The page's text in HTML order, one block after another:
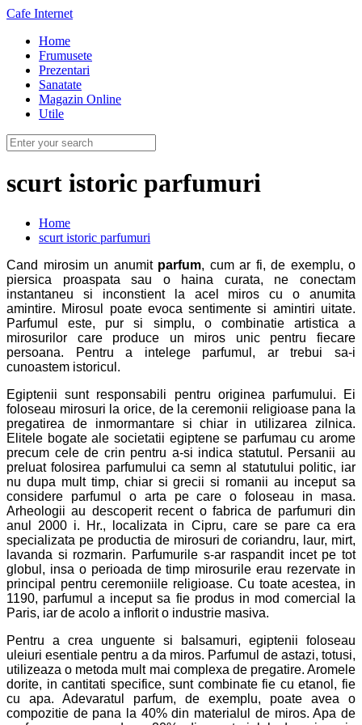
Cafe Internet
Home
Frumusete
Prezentari
Sanatate
Magazin Online
Utile
scurt istoric parfumuri
Home
scurt istoric parfumuri
Cand mirosim un anumit parfum, cum ar fi, de exemplu, o
piersica proaspata sau o haina curata, ne conectam
instantaneu si inconstient la acel miros cu o anumita
amintire. Mirosul poate evoca sentimente si amintiri uitate.
Parfumul este, pur si simplu, o combinatie artistica a
mirosurilor care produce un miros unic pentru fiecare
persoana. Pentru a intelege parfumul, ar trebui sa-i
cunoastem istoricul.
Egiptenii sunt responsabili pentru originea parfumului. Ei
foloseau mirosuri la orice, de la ceremonii religioase pana la
pregatirea de inmormantare si chiar in utilizarea zilnica.
Elitele bogate ale societatii egiptene se parfumau cu arome
precum cele de crin pentru a-si indica statutul. Persanii au
preluat folosirea parfumului ca semn al statutului politic, iar
nu dupa mult timp, chiar si grecii si romanii au inceput sa
considere parfumul o arta pe care o foloseau in masa.
Arheologii au descoperit recent o fabrica de parfumuri din
anul 2000 i. Hr., localizata in Cipru, care se pare ca era
specializata pe productia de mirosuri de coriandru, laur, mirt,
lavanda si rozmarin. Parfumurile s-ar raspandit incet pe tot
globul, insa o perioada de timp mirosurile erau rezervate in
principal pentru ceremoniile religioase. Cu toate acestea, in
1190, parfumul a inceput sa fie produs in mod comercial la
Paris, iar de acolo a inflorit o industrie masiva.
Pentru a crea unguente si balsamuri, egiptenii foloseau
uleiuri esentiale pentru a da miros. Parfumul de astazi, totusi,
utilizeaza o metoda mult mai complexa de pregatire. Aromele
dorite, in cantitati specifice, sunt combinate fie cu etanol, fie
cu apa. Adevaratul parfum, de exemplu, poate avea o
compozitie de pana la 40% din materialul de miros. Apa de